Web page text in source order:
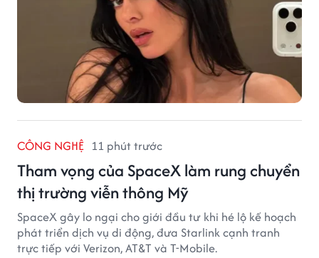
CÔNG NGHỆ 11 phút trước
Tham vọng của SpaceX làm rung chuyển
thị trường viễn thông Mỹ
SpaceX gây lo ngại cho giới đầu tư khi hé lộ kế hoạch
phát triển dịch vụ di động, đưa Starlink cạnh tranh
trực tiếp với Verizon, AT&T và T-Mobile.